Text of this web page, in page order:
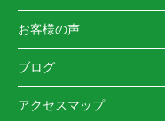
お客様の声
ブログ
アクセスマップ